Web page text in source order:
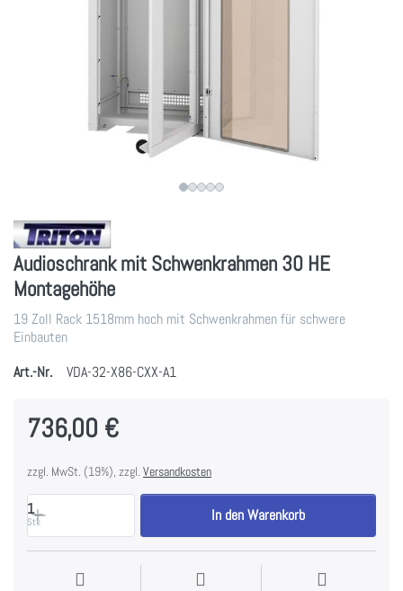
Audioschrank mit Schwenkrahmen 30 HE
Montagehöhe
19 Zoll Rack 1518mm hoch mit Schwenkrahmen für schwere
Einbauten
Art.-Nr.
VDA-32-X86-CXX-A1
736,00 €
zzgl. MwSt. (19%), zzgl. Versandkosten
1
Stk In den Warenkorb